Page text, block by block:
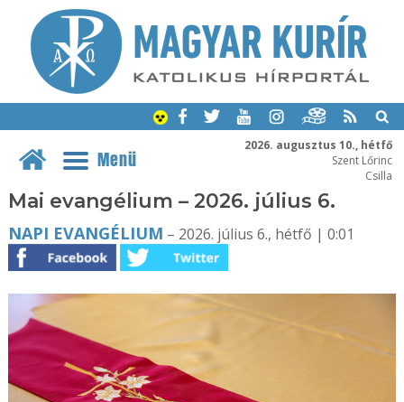
2026. augusztus 10., hétfő
Szent Lőrinc
Csilla
Menü
Mai evangélium – 2026. július 6.
NAPI EVANGÉLIUM – 2026. július 6., hétfő | 0:01